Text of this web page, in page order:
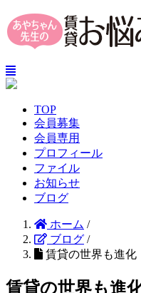
TOP
会員募集
会員専用
プロフィール
ファイル
お知らせ
ブログ
ホーム /
ブログ /
賃貸の世界も進化
賃貸の世界も進